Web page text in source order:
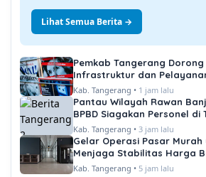
Lihat Semua Berita →
Pemkab Tangerang
Infrastruktur dan
Kab. Tangerang • 1 jam lalu
Pantau Wilayah Rawan
BPBD Siagakan Personel di
Kab. Tangerang • 3 jam lalu
Gelar Operasi Pasar Murah
Menjaga Stabilitas Harga
Kab. Tangerang • 5 jam lalu